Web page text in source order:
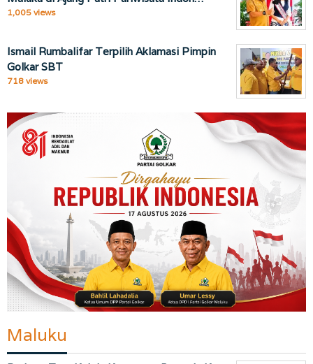
1,005 views
Ismail Rumbalifar Terpilih Aklamasi Pimpin
Golkar SBT
718 views
Maluku